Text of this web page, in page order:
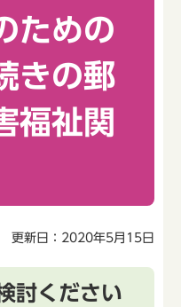
ための
きの郵
福祉関
更新日：2020年5月15日
討ください